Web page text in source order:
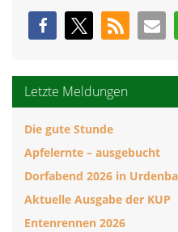
Letzte Meldungen
Die gute Stunde
Apfelernte – ausgebucht
Dorfabend 2026 in
Aktuelle Ausgabe der KUP
Entenrennen 2026